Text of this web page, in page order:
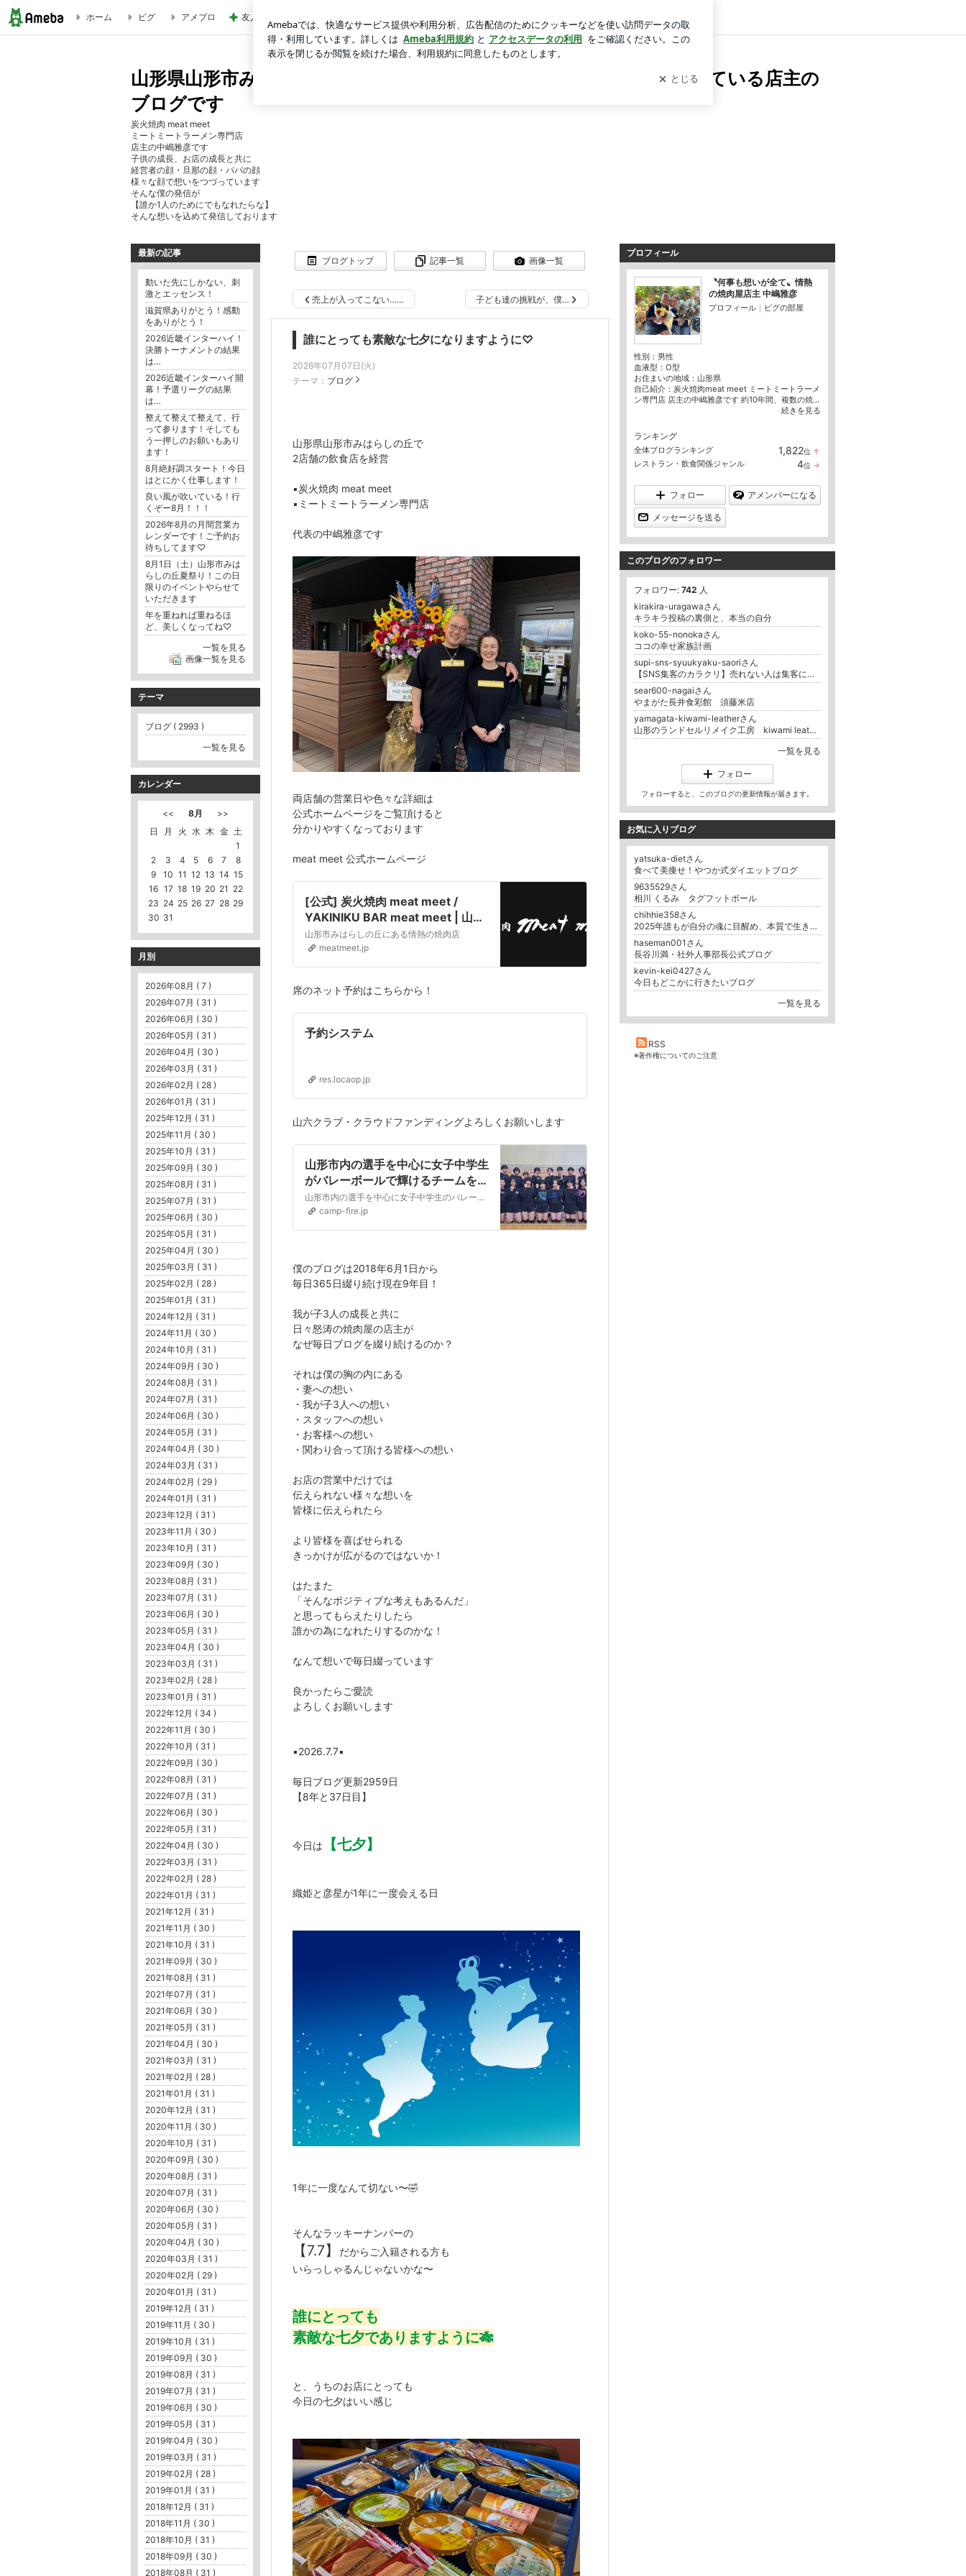
誰にとっても素敵な七夕になりますように♡ | 山形県山形市みはらしの丘で焼肉店とラーメン専門店の2店舗を経営している店主のブログです
ホーム ピグ アメブロ 友人の息子の何も間違えてない雰囲気 新規登録 ログイン
山形県山形市みはらしの丘で焼肉店とラーメン専門店の2店舗を経営している店主の
ブログです
炭火焼肉 meat meet
ミートミートラーメン専門店
店主の中嶋雅彦です
子供の成長、お店の成長と共に
経営者の顔・旦那の顔・パパの顔
様々な顔で想いをつづっています
そんな僕の発信が
【誰か1人のためにでもなれたらな】
そんな想いを込めて発信しております
ブログトップ 記事一覧 画像一覧
売上が入ってこない…… 子ども達の挑戦が、僕…
誰にとっても素敵な七夕になりますように♡
2026年07月07日(火)
テーマ： ブログ
山形県山形市みはらしの丘で
2店舗の飲食店を経営
▪️炭火焼肉 meat meet
▪️ミートミートラーメン専門店
代表の中嶋雅彦です
両店舗の営業日や色々な詳細は
公式ホームページをご覧頂けると
分かりやすくなっております
meat meet 公式ホームページ
[公式] 炭火焼肉 meat meet /
YAKINIKU BAR meat meet | 山形
市みはらしの丘にある情熱の焼肉店
山形市みはらしの丘にある情熱の焼肉店
meatmeet.jp
席のネット予約はこちらから！
予約システム
res.locaop.jp
山六クラブ・クラウドファンディングよろしくお願いします
山形市内の選手を中心に女子中学生
がバレーボールで輝けるチームを目
指します！
山形市内の選手を中心に女子中学生のバレーボールのクラブチームを立ち上げ、全国大会を目指して活発な活動を行なっていきたいと考えています。そのためには新しくボールやユニフォームを用意する必要があり、今回、クラウドファンディングに挑戦します。
camp-fire.jp
僕のブログは2018年6月1日から
毎日365日綴り続け現在9年目！
我が子3人の成長と共に
日々怒涛の焼肉屋の店主が
なぜ毎日ブログを綴り続けるのか？
それは僕の胸の内にある
・妻への想い
・我が子3人への想い
・スタッフへの想い
・お客様への想い
・関わり合って頂ける皆様への想い
お店の営業中だけでは
伝えられない様々な想いを
皆様に伝えられたら
より皆様を喜ばせられる
きっかけが広がるのではないか！
はたまた
「そんなポジティブな考えもあるんだ」
と思ってもらえたりしたら
誰かの為になれたりするのかな！
なんて想いで毎日綴っています
良かったらご愛読
よろしくお願いします
▪️2026.7.7▪️
毎日ブログ更新2959日
【8年と37日目】
今日は 【七夕】
織姫と彦星が1年に一度会える日
1年に一度なんて切ない〜🤣
そんなラッキーナンバーの
【7.7】
だからご入籍される方も
いらっしゃるんじゃないかな〜
誰にとっても
素敵な七夕でありますように🎋
と、うちのお店にとっても
今日の七夕はいい感じ
プロフィール
〝何事も想いが全て〟情熱
の焼肉屋店主 中嶋雅彦
プロフィール ｜ ピグの部屋
性別： 男性
血液型： O型
お住まいの地域： 山形県
自己紹介：炭火焼肉meat meet ミートミートラーメ
ン専門店 店主の中嶋雅彦です 約10年間、複数の焼...
続きを見る
ランキング
全体ブログランキング 1,822位 ↑
ン
レストラン・飲食関係ジャンル 4位 →
フォロー アメンバーになる
メッセージを送る
このブログのフォロワー
フォロワー: 742 人
kirakira-uragawaさん
キラキラ投稿の裏側と、本当の自分
koko-55-nonokaさん
ココの幸せ家族計画
supi-sns-syuukyaku-saoriさん
【SNS集客のカラクリ】売れない人は集客に、売れた人はサポートに時間を奪われる。スピリチュアルカウンセラーSNS集客の現実
sear600-nagaiさん
やまがた長井食彩館 須藤米店
yamagata-kiwami-leatherさん
山形のランドセルリメイク工房 kiwami leather
一覧を見る
フォロー
フォローすると、このブログの更新情報が届きます。
お気に入りブログ
yatsuka-dietさん
食べて美痩せ！やつか式ダイエットブログ
9635529さん
相川 くるみ タグフットボール
chihhie358さん
2025年誰もが自分の魂に目醒め、本質で生きる
haseman001さん
長谷川満・社外人事部長公式ブログ
kevin-kei0427さん
今日もどこかに行きたいブログ
一覧を見る
RSS
※著作権についてのご注意
最新の記事
動いた先にしかない、刺
激とエッセンス！
滋賀県ありがとう！感動
をありがとう！
2026近畿インターハイ！
決勝トーナメントの結果
は…
2026近畿インターハイ開
幕！予選リーグの結果
は…
整えて整えて整えて、行
って参ります！そしても
う一押しのお願いもあり
ます！
8月絶好調スタート！今日
はとにかく仕事します！
良い風が吹いている！行
くぞー8月！！！
2026年8月の月間営業カ
レンダーです！ご予約お
待ちしてます♡
8月1日（土）山形市みは
らしの丘夏祭り！この日
限りのイベントやらせて
いただきます
年を重ねれば重ねるほ
ど、美しくなってね♡
一覧を見る
画像一覧を見る
テーマ
ブログ ( 2993 )
一覧を見る
カレンダー
<< 8月
>>
日
月 火 水 木 金 土
1
2
3 4 5 6 7
8
9
10 11 12 13 14 15
16 17 18 19 20 21 22
23 24 25 26 27 28 29
30 31
月別
2026年08月 ( 7 )
2026年07月 ( 31 )
2026年06月 ( 30 )
2026年05月 ( 31 )
2026年04月 ( 30 )
2026年03月 ( 31 )
2026年02月 ( 28 )
2026年01月 ( 31 )
2025年12月 ( 31 )
2025年11月 ( 30 )
2025年10月 ( 31 )
2025年09月 ( 30 )
2025年08月 ( 31 )
2025年07月 ( 31 )
2025年06月 ( 30 )
2025年05月 ( 31 )
2025年04月 ( 30 )
2025年03月 ( 31 )
2025年02月 ( 28 )
2025年01月 ( 31 )
2024年12月 ( 31 )
2024年11月 ( 30 )
2024年10月 ( 31 )
2024年09月 ( 30 )
2024年08月 ( 31 )
2024年07月 ( 31 )
2024年06月 ( 30 )
2024年05月 ( 31 )
2024年04月 ( 30 )
2024年03月 ( 31 )
2024年02月 ( 29 )
2024年01月 ( 31 )
2023年12月 ( 31 )
2023年11月 ( 30 )
2023年10月 ( 31 )
2023年09月 ( 30 )
2023年08月 ( 31 )
2023年07月 ( 31 )
2023年06月 ( 30 )
2023年05月 ( 31 )
2023年04月 ( 30 )
2023年03月 ( 31 )
2023年02月 ( 28 )
2023年01月 ( 31 )
2022年12月 ( 34 )
2022年11月 ( 30 )
2022年10月 ( 31 )
2022年09月 ( 30 )
2022年08月 ( 31 )
2022年07月 ( 31 )
2022年06月 ( 30 )
2022年05月 ( 31 )
2022年04月 ( 30 )
2022年03月 ( 31 )
2022年02月 ( 28 )
2022年01月 ( 31 )
2021年12月 ( 31 )
2021年11月 ( 30 )
2021年10月 ( 31 )
2021年09月 ( 30 )
2021年08月 ( 31 )
2021年07月 ( 31 )
2021年06月 ( 30 )
2021年05月 ( 31 )
2021年04月 ( 30 )
2021年03月 ( 31 )
2021年02月 ( 28 )
2021年01月 ( 31 )
2020年12月 ( 31 )
2020年11月 ( 30 )
2020年10月 ( 31 )
2020年09月 ( 30 )
2020年08月 ( 31 )
2020年07月 ( 31 )
2020年06月 ( 30 )
2020年05月 ( 31 )
2020年04月 ( 30 )
2020年03月 ( 31 )
2020年02月 ( 29 )
2020年01月 ( 31 )
2019年12月 ( 31 )
2019年11月 ( 30 )
2019年10月 ( 31 )
2019年09月 ( 30 )
2019年08月 ( 31 )
2019年07月 ( 31 )
2019年06月 ( 30 )
2019年05月 ( 31 )
2019年04月 ( 30 )
2019年03月 ( 31 )
2019年02月 ( 28 )
2019年01月 ( 31 )
2018年12月 ( 31 )
2018年11月 ( 30 )
2018年10月 ( 31 )
2018年09月 ( 30 )
2018年08月 ( 31 )